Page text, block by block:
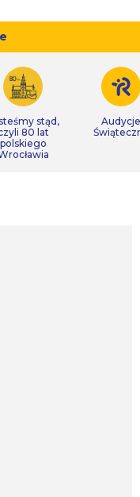
stąd,
80 lat
polskiego
Audycje